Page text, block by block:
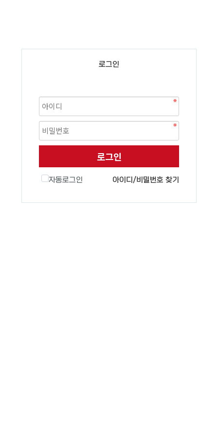
로그인
로그인
자동로그인 아이디/비밀번호 찾기